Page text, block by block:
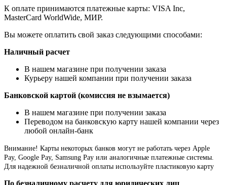
К оплате принимаются платежные карты: VISA Inc,
MasterCard WorldWide, МИР.
Вы можете оплатить свой заказ следующими способами:
Наличный расчет
В нашем магазине при получении заказа
Курьеру нашей компании при получении заказа
Банковской картой (комиссия не взымается)
В нашем магазине при получении заказа
Переводом на банковскую карту нашей компании через
любой онлайн-банк
Внимание! Карты некоторых банков могут не работать через Apple
Pay, Google Pay, Samsung Pay или аналогичные платежные системы.
Для надежной безналичной оплаты используйте пластиковую карту